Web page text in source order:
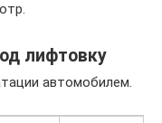
лифтовку
автомобилем.